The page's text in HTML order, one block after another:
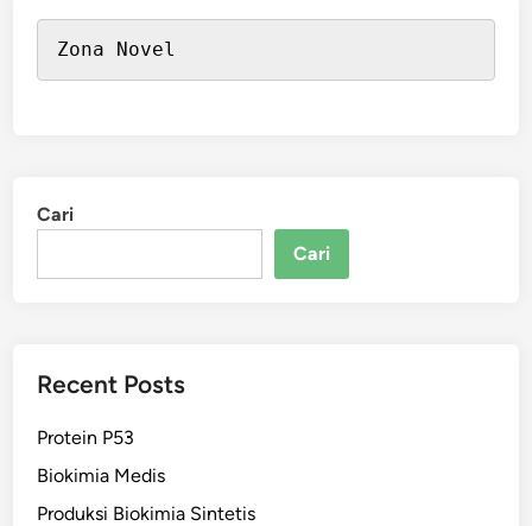
Zona Novel
Cari
Cari
Recent Posts
Protein P53
Biokimia Medis
Produksi Biokimia Sintetis